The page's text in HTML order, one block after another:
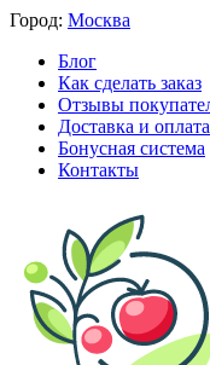
Город: Москва
Блог
Как сделать заказ
Отзывы
Доставка и оплата
Бонусная система
Контакты